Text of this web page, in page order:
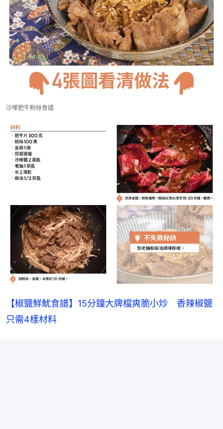
沙嗲肥牛粉絲食譜
【椒鹽鮮魷食譜】15分鐘大牌檔爽脆小炒　香辣椒鹽
只需4樣材料